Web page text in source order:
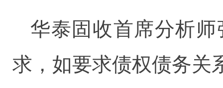
华泰固收首席分析
求，如要求债权债务关